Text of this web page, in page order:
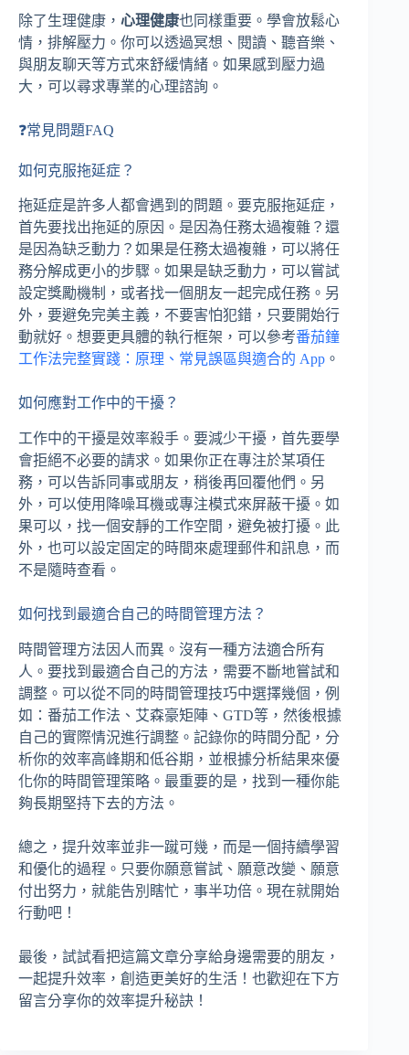
除了生理健康， 心理健康也同樣重要。學會放鬆心
情，排解壓力。你可以透過冥想、閱讀、聽音樂、
與朋友聊天等方式來舒緩情緒。如果感到壓力過
大，可以尋求專業的心理諮詢。
❓常見問題FAQ
如何克服拖延症？
拖延症是許多人都會遇到的問題。要克服拖延症，
首先要找出拖延的原因。是因為任務太過複雜？還
是因為缺乏動力？如果是任務太過複雜，可以將任
務分解成更小的步驟。如果是缺乏動力，可以嘗試
設定獎勵機制，或者找一個朋友一起完成任務。另
外，要避免完美主義，不要害怕犯錯，只要開始行
動就好。想要更具體的執行框架，可以參考番茄鐘
工作法完整實踐：原理、常見誤區與適合的 App 。
如何應對工作中的干擾？
工作中的干擾是效率殺手。要減少干擾，首先要學
會拒絕不必要的請求。如果你正在專注於某項任
務，可以告訴同事或朋友，稍後再回覆他們。另
外，可以使用降噪耳機或專注模式來屏蔽干擾。如
果可以，找一個安靜的工作空間，避免被打擾。此
外，也可以設定固定的時間來處理郵件和訊息，而
不是隨時查看。
如何找到最適合自己的時間管理方法？
時間管理方法因人而異。沒有一種方法適合所有
人。要找到最適合自己的方法，需要不斷地嘗試和
調整。可以從不同的時間管理技巧中選擇幾個，例
如：番茄工作法、艾森豪矩陣、GTD等，然後根據
自己的實際情況進行調整。記錄你的時間分配，分
析你的效率高峰期和低谷期，並根據分析結果來優
化你的時間管理策略。最重要的是，找到一種你能
夠長期堅持下去的方法。
總之，提升效率並非一蹴可幾，而是一個持續學習
和優化的過程。只要你願意嘗試、願意改變、願意
付出努力，就能告別瞎忙，事半功倍。現在就開始
行動吧！
最後，試試看把這篇文章分享給身邊需要的朋友，
一起提升效率，創造更美好的生活！也歡迎在下方
留言分享你的效率提升秘訣！